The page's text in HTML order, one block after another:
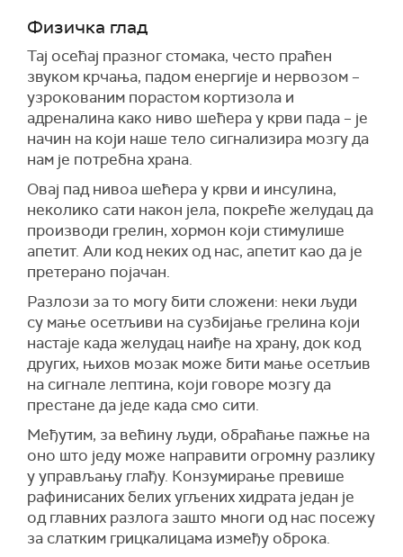
Физичка глад
Тај осећај празног стомака, често праћен
звуком крчања, падом енергије и нервозом –
узрокованим порастом кортизола и
адреналина како ниво шећера у крви пада – је
начин на који наше тело сигнализира мозгу да
нам је потребна храна.
Овај пад нивоа шећера у крви и инсулина,
неколико сати након јела, покреће желудац да
производи грелин, хормон који стимулише
апетит. Али код неких од нас, апетит као да је
претерано појачан.
Разлози за то могу бити сложени: неки људи
су мање осетљиви на сузбијање грелина који
настаје када желудац наиђе на храну, док код
других, њихов мозак може бити мање осетљив
на сигнале лептина, који говоре мозгу да
престане да једе када смо сити.
Међутим, за већину људи, обраћање пажње на
оно што једу може направити огромну разлику
у управљању глађу. Конзумирање превише
рафинисаних белих угљених хидрата један је
од главних разлога зашто многи од нас посежу
за слатким грицкалицама између оброка.